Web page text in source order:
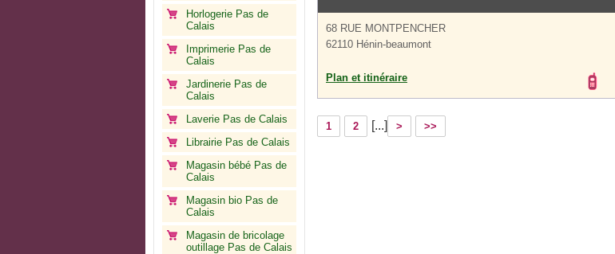
Horlogerie Pas de
Calais
Imprimerie Pas de
Calais
Jardinerie Pas de
Calais
Laverie Pas de Calais
Librairie Pas de Calais
Magasin bébé Pas de
Calais
Magasin bio Pas de
Calais
Magasin de bricolage
outillage Pas de Calais
68 RUE MONTPENCHER
62110 Hénin-beaumont
Plan et itinéraire
1 2 [...] > >>